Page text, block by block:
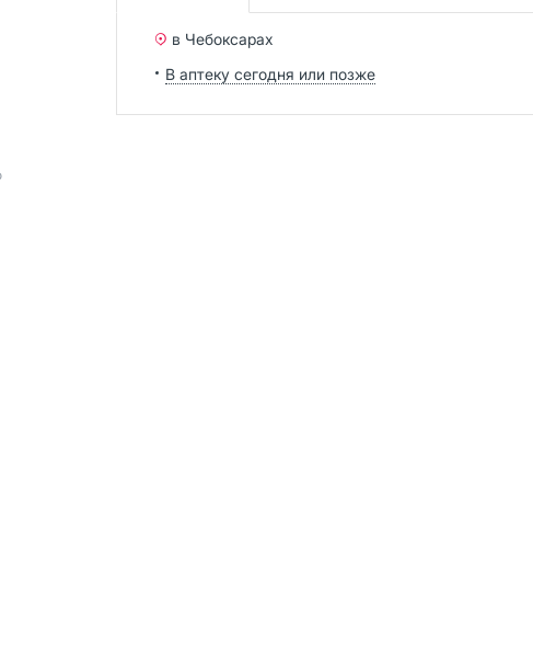
в Чебоксарах
В аптеку сегодня или позже